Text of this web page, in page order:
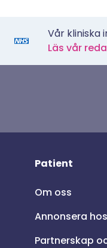
Vår kliniska
Läs vår
Patient
Om oss
Annonsera
Partnerskap